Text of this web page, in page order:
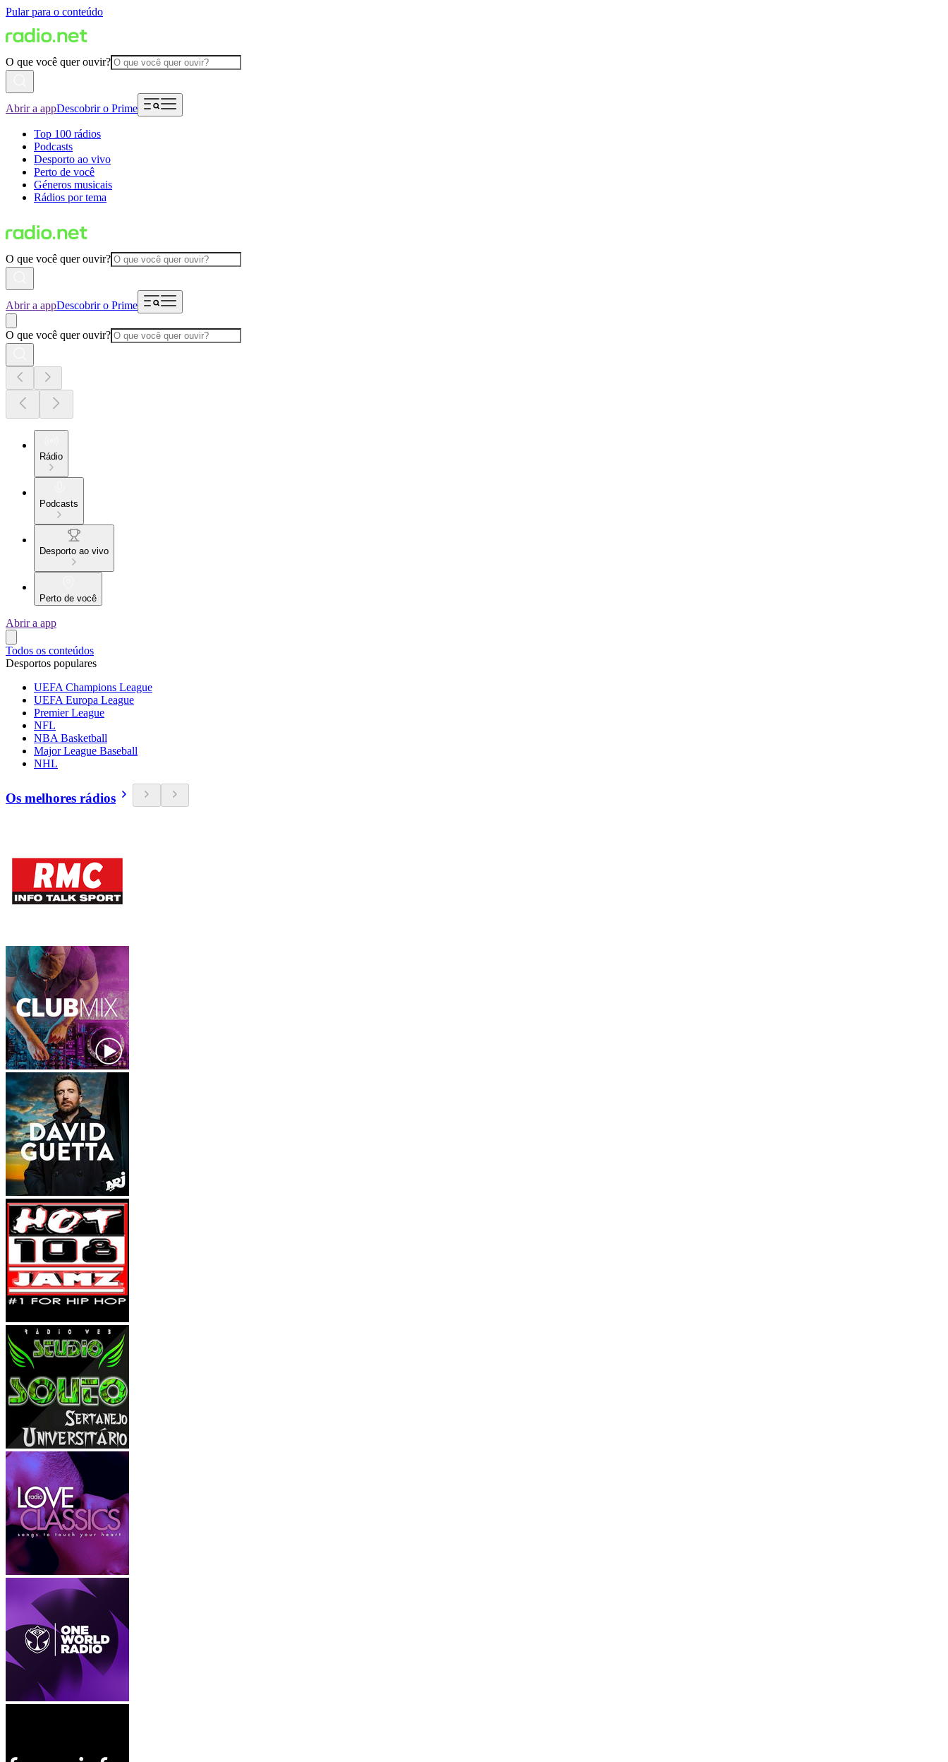
Pular para o conteúdo
O que você quer ouvir?
Abrir a appDescobrir o Prime
Top 100 rádios
Podcasts
Desporto ao vivo
Perto de você
Géneros musicais
Rádios por tema
O que você quer ouvir?
Abrir a appDescobrir o Prime
O que você quer ouvir?
Rádio
Podcasts
Desporto ao vivo
Perto de você
Abrir a app
Todos os conteúdos
Desportos populares
UEFA Champions League
UEFA Europa League
Premier League
NFL
NBA Basketball
Major League Baseball
NHL
Os melhores rádios